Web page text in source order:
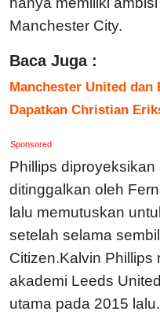
Manchester City.
Baca Juga :
Manchester United
Dapatkan Christian
Sponsored
Phillips
ditinggalkan oleh
lalu memutuskan
setelah selama
Citizen.Kalvin
akademi Leeds
utama pada 2015 lalu.